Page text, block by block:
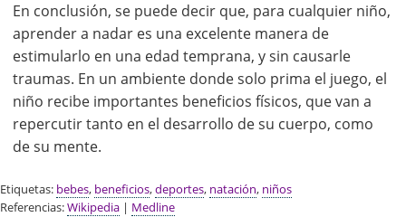
En conclusión, se puede decir que, para cualquier niño,
aprender a nadar es una excelente manera de
estimularlo en una edad temprana, y sin causarle
traumas. En un ambiente donde solo prima el juego, el
niño recibe importantes beneficios físicos, que van a
repercutir tanto en el desarrollo de su cuerpo, como
de su mente.
Etiquetas: bebes, beneficios,deportes, natación, niños
Referencias:Wikipedia | Medline